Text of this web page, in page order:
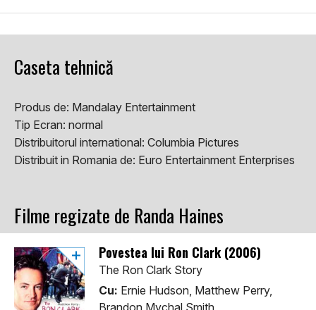
Caseta tehnică
Produs de: Mandalay Entertainment
Tip Ecran: normal
Distribuitorul international: Columbia Pictures
Distribuit in Romania de: Euro Entertainment Enterprises
Filme regizate de Randa Haines
Povestea lui Ron Clark (2006)
The Ron Clark Story
Cu: Ernie Hudson, Matthew Perry,